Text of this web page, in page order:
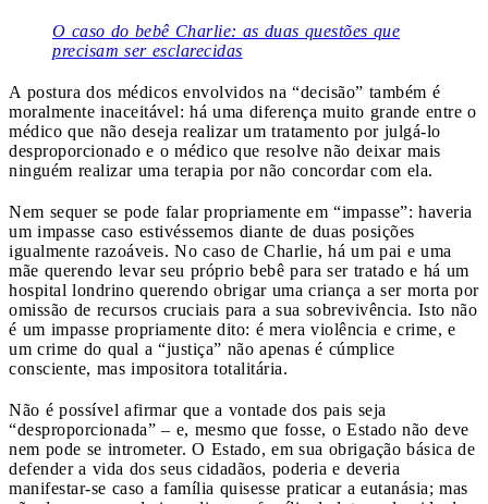
O caso do bebê Charlie: as duas questões que
precisam ser esclarecidas
A postura dos médicos envolvidos na “decisão” também é
moralmente inaceitável: há uma diferença muito grande entre o
médico que não deseja realizar um tratamento por julgá-lo
desproporcionado e o médico que resolve não deixar mais
ninguém realizar uma terapia por não concordar com ela.
Nem sequer se pode falar propriamente em “impasse”: haveria
um impasse caso estivéssemos diante de duas posições
igualmente razoáveis. No caso de Charlie, há um pai e uma
mãe querendo levar seu próprio bebê para ser tratado e há um
hospital londrino querendo obrigar uma criança a ser morta por
omissão de recursos cruciais para a sua sobrevivência. Isto não
é um impasse propriamente dito: é mera violência e crime, e
um crime do qual a “justiça” não apenas é cúmplice
consciente, mas impositora totalitária.
Não é possível afirmar que a vontade dos pais seja
“desproporcionada” – e, mesmo que fosse, o Estado não deve
nem pode se intrometer. O Estado, em sua obrigação básica de
defender a vida dos seus cidadãos, poderia e deveria
manifestar-se caso a família quisesse praticar a eutanásia; mas